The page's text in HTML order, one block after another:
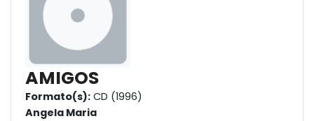
AMIGOS
Formato(s): CD (1996)
Angela Maria